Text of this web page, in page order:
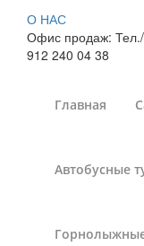
О НАС
Офис продаж:
912 240 04 38
Главная
Автобусные
области